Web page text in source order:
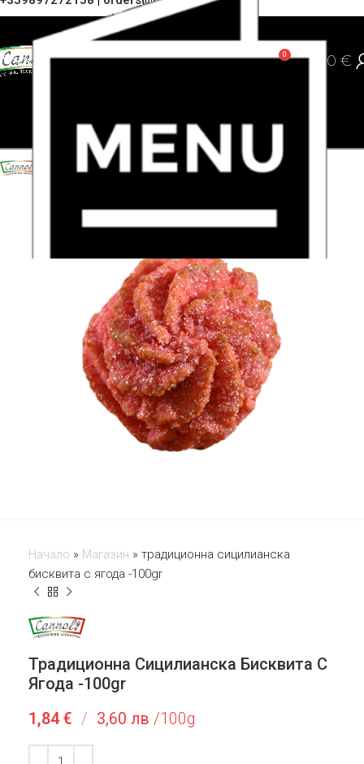
0 0,00 €
Начало » Магазин » традиционна сицилианска
бисквита с ягода -100gr
Традиционна Сицилианска Бисквита С
Ягода -100gr
1,84 € / 3,60 лв /100g